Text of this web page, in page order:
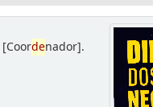
[Coordenador].